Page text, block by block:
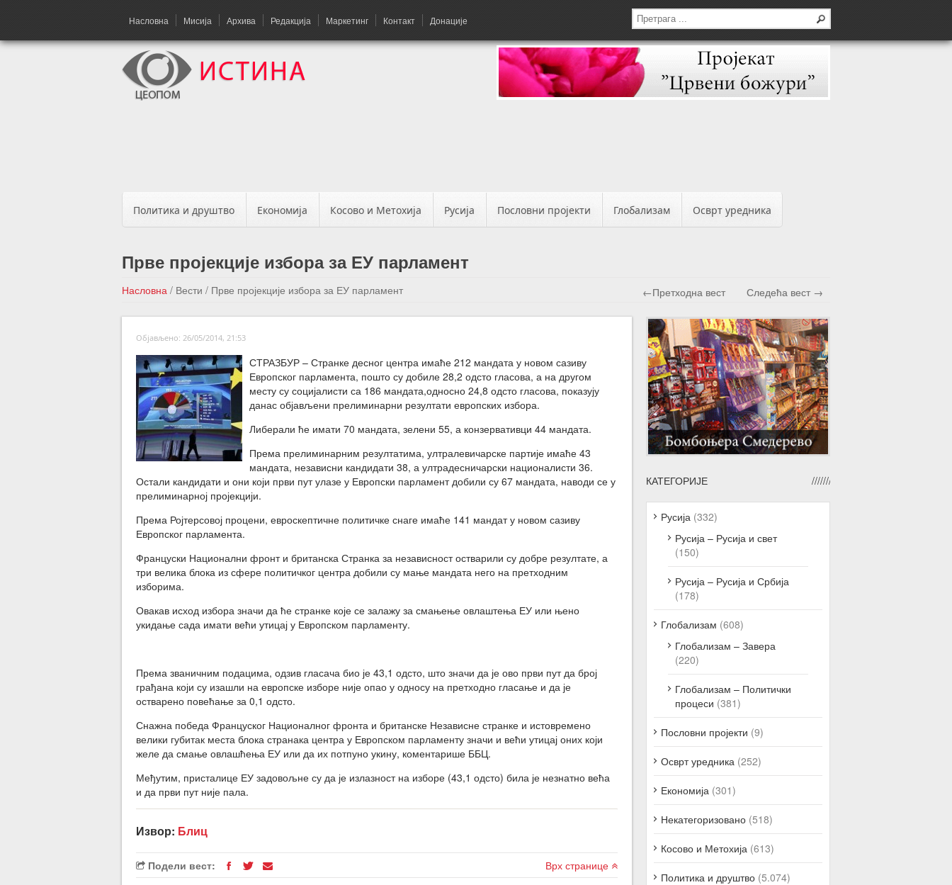
Насловна Мисија Архива Редакција Маркетинг Контакт Донације
Политика и друштво Економија Косово и Метохија Русија Пословни пројекти Глобализам Осврт уредника
Прве пројекције избора за ЕУ парламент
Насловна / Вести / Прве пројекције избора за ЕУ парламент ←Претходна вест Следећа вест →
Објављено: 26/05/2014, 21:53
СТРАЗБУР – Странке десног центра имаће 212 мандата у новом сазиву
Европског парламента, пошто су добиле 28,2 одсто гласова, а на другом
месту су социјалисти са 186 мандата,односно 24,8 одсто гласова, показују
данас објављени прелиминарни резултати европских избора.
Либерали ће имати 70 мандата, зелени 55, а конзервативци 44 мандата.
Према прелиминарним резултатима, ултралевичарске партије имаће 43
мандата, независни кандидати 38, а ултрадесничарски националисти 36.
Остали кандидати и они који први пут улазе у Европски парламент добили су 67 мандата, наводи се у
прелиминарној пројекцији.
Према Ројтерсовој процени, евроскептичне политичке снаге имаће 141 мандат у новом сазиву
Европског парламента.
Француски Национални фронт и британска Странка за независност остварили су добре резултате, а
три велика блока из сфере политичког центра добили су мање мандата него на претходним
изборима.
Овакав исход избора значи да ће странке које се залажу за смањење овлаштења ЕУ или њено
укидање сада имати већи утицај у Европском парламенту.
Према званичним подацима, одзив гласача био је 43,1 одсто, што значи да је ово први пут да број
грађана који су изашли на европске изборе није опао у односу на претходно гласање и да је
остварено повећање за 0,1 одсто.
Снажна победа Француског Националног фронта и британске Независне странке и истовремено
велики губитак места блока странака центра у Европском парламенту значи и већи утицај оних који
желе да смање овлашћења ЕУ или да их потпуно укину, коментарише ББЦ.
Међутим, присталице ЕУ задовољне су да је излазност на изборе (43,1 одсто) била је незнатно већа
и да први пут није пала.
Извор: Блиц
Подели вест: Врх странице
КАТЕГОРИЈЕ
Русија (332)
Русија – Русија и свет
(150)
Русија – Русија и Србија
(178)
Глобализам (608)
Глобализам – Завера
(220)
Глобализам – Политички
процеси (381)
Пословни пројекти (9)
Осврт уредника (252)
Економија (301)
Некатегоризовано (518)
Косово и Метохија (613)
Политика и друштво (5.074)